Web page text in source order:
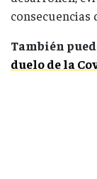
consecuencias
También
duelo de la